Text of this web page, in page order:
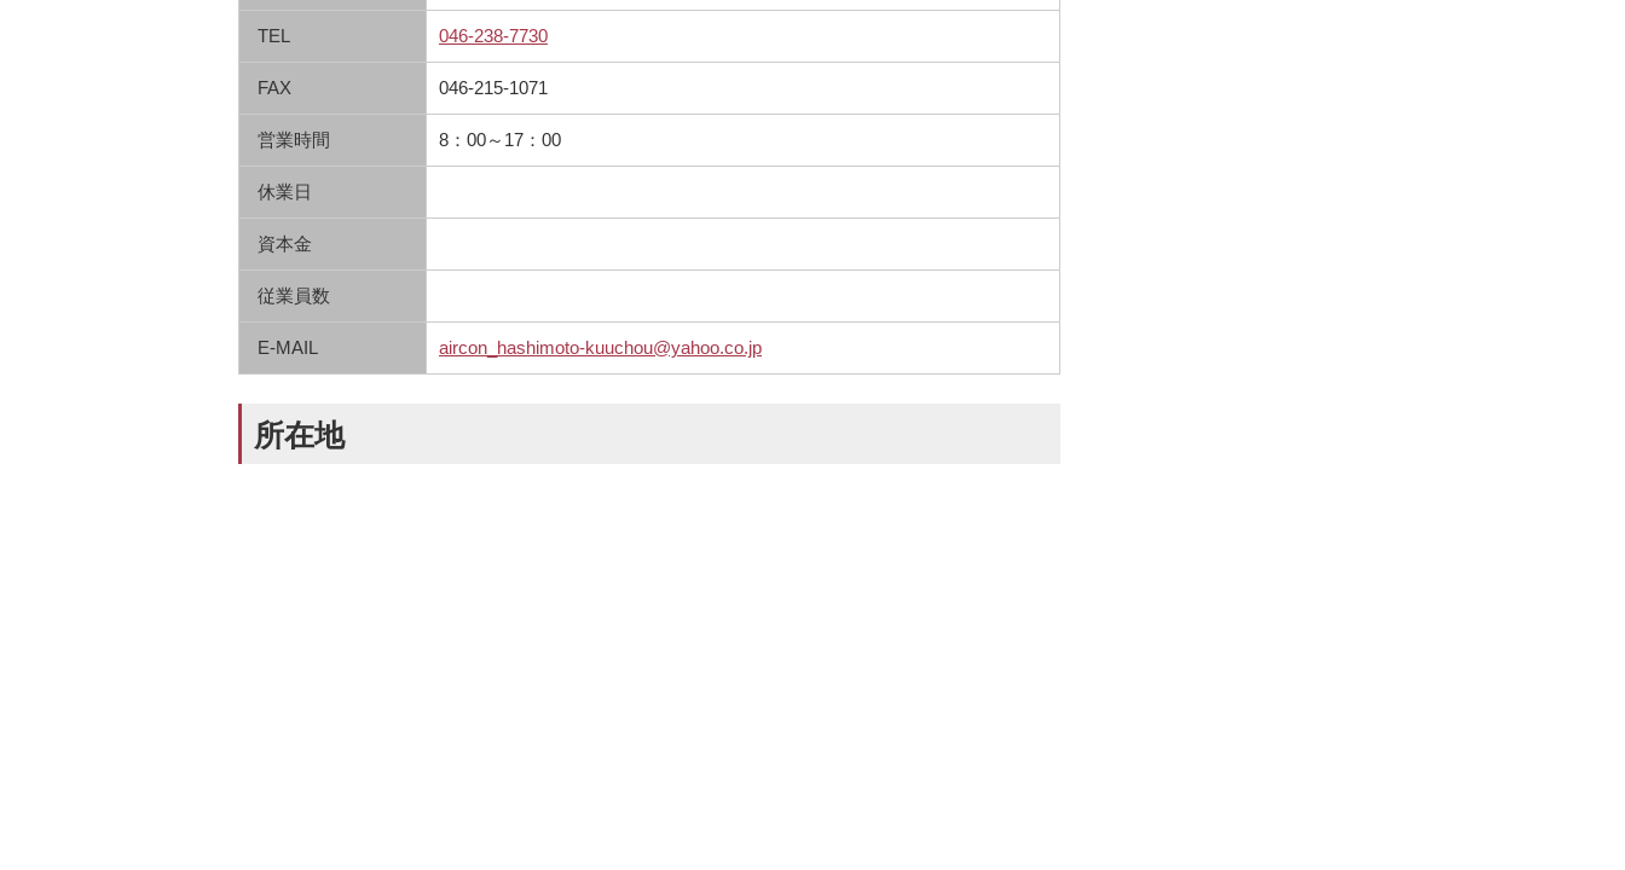
TEL 046-238-7730
FAX 046-215-1071
営業時間 8：00～17：00
休業日
資本金
従業員数
E-MAIL aircon_hashimoto-kuuchou@yahoo.co.jp
所在地